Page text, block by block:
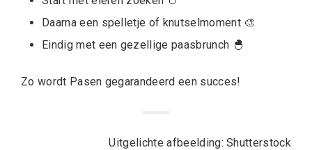
Daarna een spelletje of knutselmoment 🎨
Eindig met een gezellige paasbrunch 🐣
Zo wordt Pasen gegarandeerd een succes!
Uitgelichte afbeelding: Shutterstock